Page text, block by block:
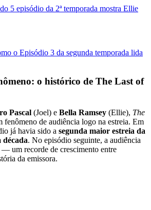
5 episódio da 2ª temporada mostra Ellie
o Episódio 3 da segunda temporada lida
o histórico de The Last of
Pascal (Joel) e Bella Ramsey (Ellie), The
fenômeno de audiência logo na estreia. Em
já havia sido a segunda maior estreia da
década. No episódio seguinte, a audiência
um recorde de crescimento entre
da emissora.